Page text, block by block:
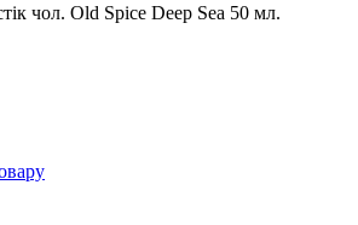
чол. Old Spice Deep Sea 50 мл.